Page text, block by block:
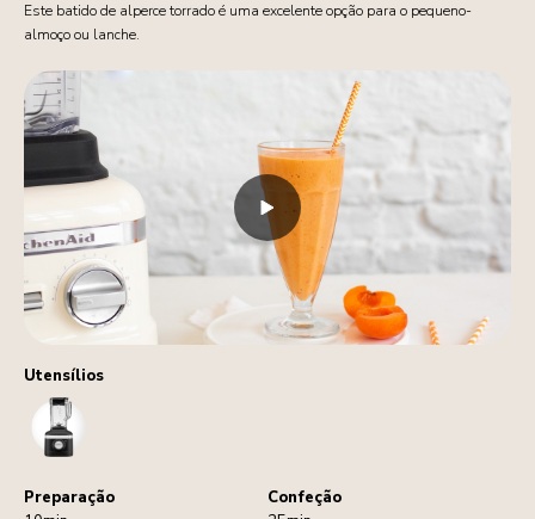
Utensílios
Blender
Preparação
Confeção
Este batido de alperce torrado é uma excelente opção para o pequeno-
almoço ou lanche.